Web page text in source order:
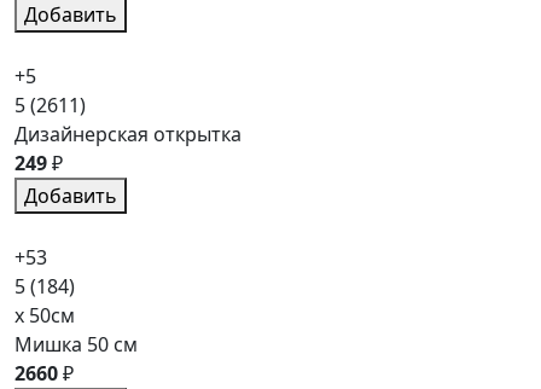
Добавить
+5
5(2611)
Дизайнерская открытка
249₽
Добавить
+53
5(184)
x 50см
Мишка 50 см
2660₽